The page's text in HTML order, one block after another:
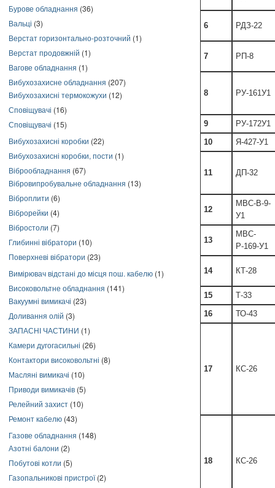
Бурове обладнання (36)
Вальці (3)
Верстат горизонтально-розточний (1)
Верстат продовжній (1)
Вагове обладнання (1)
Вибухозахисне обладнання (207)
Вибухозахисні термокожухи (12)
Сповіщувачі (16)
Сповіщувачі (15)
Вибухозахисні коробки (22)
Вибухозахисні коробки, пости (1)
Віброобладнання (67)
Вібровипробувальне обладнання (13)
Віброплити (6)
Віброрейки (4)
Вібростоли (7)
Глибинні вібратори (10)
Поверхневі вібратори (23)
Вимірювач відстані до місця пош. кабелю (1)
Високовольтне обладнання (141)
Вакуумні вимикачі (23)
Доливання олій (3)
ЗАПАСНІ ЧАСТИНИ (1)
Камери дугогасильні (26)
Контактори високовольтні (8)
Масляні вимикачі (10)
Приводи вимикачів (5)
Релейний захист (10)
Ремонт кабелю (43)
Газове обладнання (148)
Азотні балони (2)
Побутові котли (5)
Газопальникові пристрої(2)
6 РДЗ-22
7 РП-8
8 РУ-161У1
9
РУ-172У1
10
Я-427-У1
11 ДП-32
12
МВС-В-9-
У1
13
МВС-
Р-169-У1
14 КТ-28
15
Т-33
16
ТО-43
17 КС-26
18 КС-26